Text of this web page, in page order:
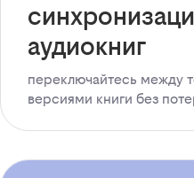
аудиокниг
переключайтесь между
версиями книги без